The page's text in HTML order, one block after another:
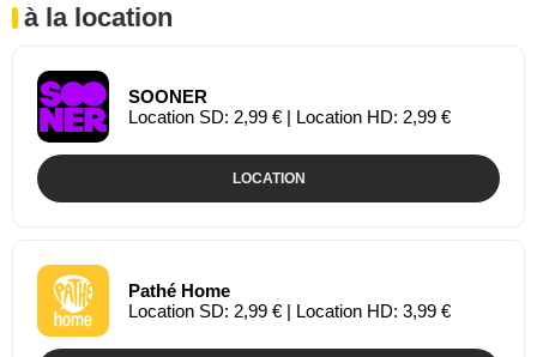
à la location
SOONER
Location SD: 2,99 € | Location HD: 2,99 €
LOCATION
Pathé Home
Location SD: 2,99 € | Location HD: 3,99 €